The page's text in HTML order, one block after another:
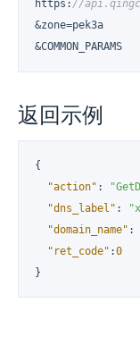
https : //
&zone=pek3a
&COMMON_PARAMS
返回示例
{
"action" :
"dns_label" :
"domain_name" :
"ret_code" :0
}